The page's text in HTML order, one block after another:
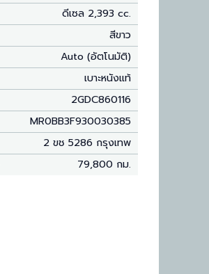
ดีเซล 2,393 cc.
สีขาว
Auto (อัตโนมัติ)
เบาะหนังแท้
2GDC860116
MR0BB3F930030385
2 ขช 5286 กรุงเทพ
79,800 กม.